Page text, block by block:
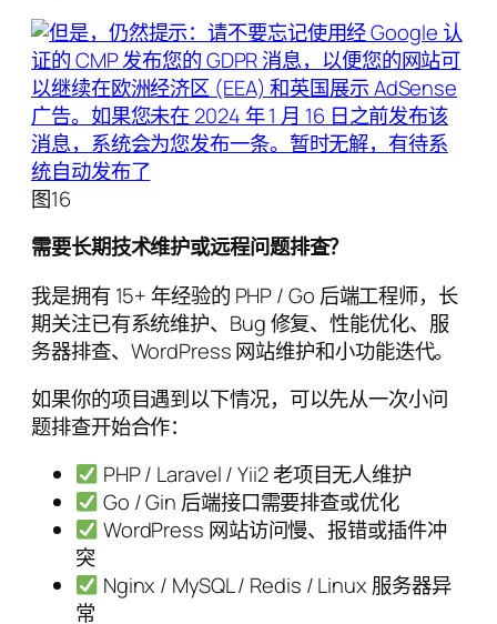
图16
需要长期技术维护或远程问题排查？
我是拥有 15+ 年经验的 PHP / Go 后端工程师，长
期关注已有系统维护、Bug 修复、性能优化、服
务器排查、WordPress 网站维护和小功能迭代。
如果你的项目遇到以下情况，可以先从一次小问
题排查开始合作：
PHP / Laravel / Yii2 老项目无人维护
Go / Gin 后端接口需要排查或优化
WordPress 网站访问慢、报错或插件冲
突
Nginx / MySQL / Redis / Linux 服务器异
常